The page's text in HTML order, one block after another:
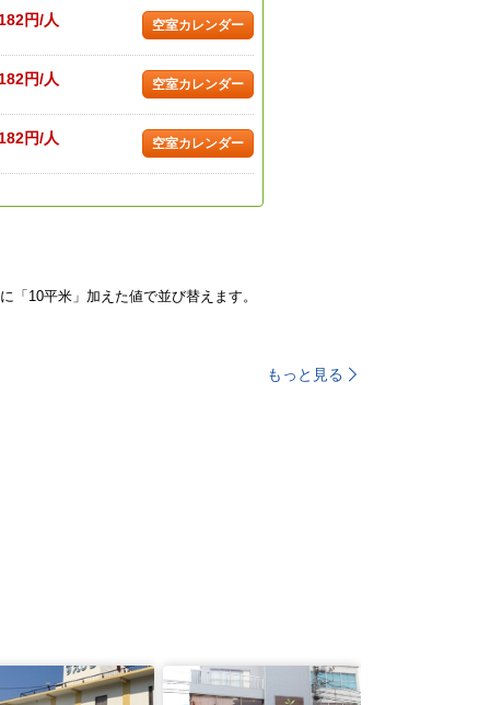
円/人 空室カレンダー
円/人 空室カレンダー
円/人 空室カレンダー
10平米」加えた値で並び替えます。
もっと見る